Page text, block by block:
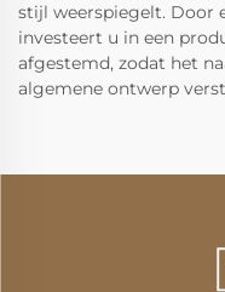
stijl weerspiegelt. Door
investeert u in een
afgestemd, zodat het
algemene ontwerp